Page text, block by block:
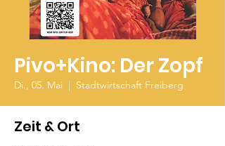
Pivo+Kino: Der Zopf
Di., 05. Mai
  |
Stadtwirtschaft Freiberg
Zeit & Ort